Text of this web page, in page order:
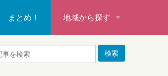
まとめ！ 地域から探す
秩父・飯能・秩父郡